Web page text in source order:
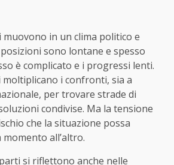
muovono in un clima politico e
sono lontane e spesso
è complicato e i progressi lenti.
i confronti, sia a
per trovare strade di
condivise. Ma la tensione
che la situazione possa
all’altro.
si riflettono anche nelle